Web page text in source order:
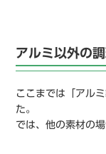
アルミ以外の
ここまでは「アル
た。
では、他の素材の